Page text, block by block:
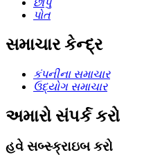
પોત
સમાચાર કેન્દ્ર
કંપનીના સમાચાર
ઉદ્યોગ સમાચાર
અમારો સંપર્ક કરો
હવે સબ્સ્ક્રાઇબ કરો